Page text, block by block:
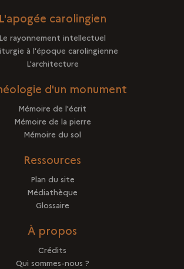
L'apogée carolingien
Le rayonnement intellectuel
à l'époque carolingienne
L'architecture
d'un monument
Mémoire de l'écrit
Mémoire de la pierre
Mémoire du sol
Ressources
Plan du site
Médiathèque
Glossaire
À propos
Crédits
Qui sommes-nous ?